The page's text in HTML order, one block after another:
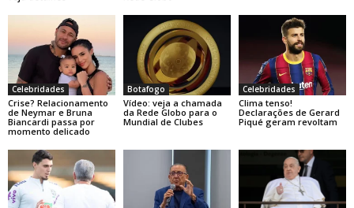
Celebridades
Crise? Relacionamento
de Neymar e Bruna
Biancardi passa por
momento delicado
Botafogo
Vídeo: veja a chamada
da Rede Globo para o
Mundial de Clubes
Celebridades
Clima tenso!
Declarações de Gerard
Piqué geram revoltam